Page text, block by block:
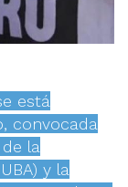
está
convocada
la
y la